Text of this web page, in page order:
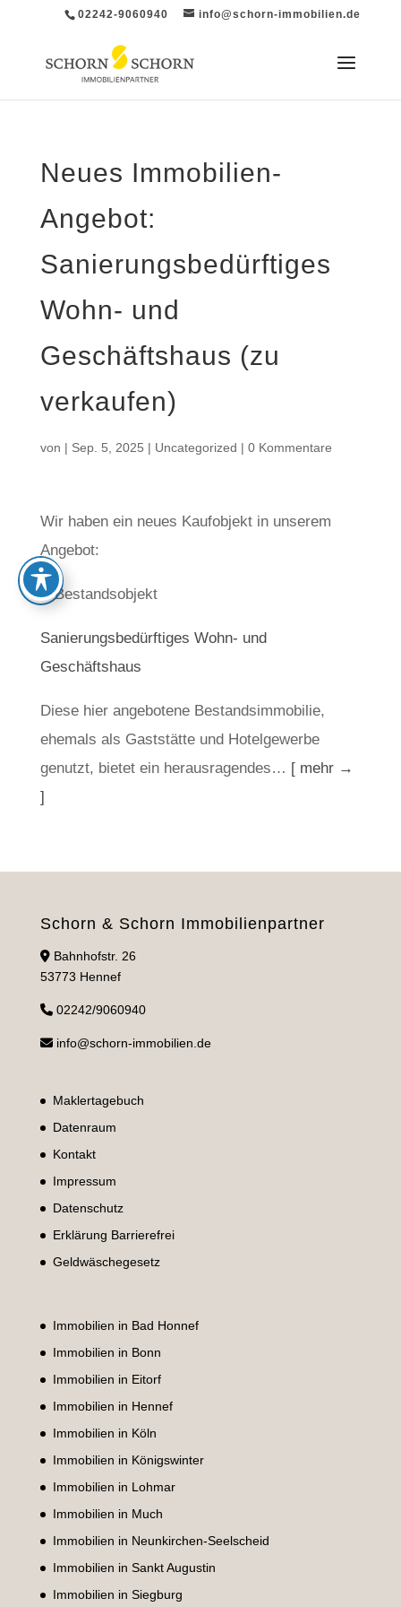
02242-9060940 info@schorn-immobilien.de
Neues Immobilien-
Angebot:
Sanierungsbedürftiges
Wohn- und
Geschäftshaus (zu
verkaufen)
von | Sep. 5, 2025 | Uncategorized | 0 Kommentare
Wir haben ein neues Kaufobjekt in unserem
Angebot:
Sanierungsbedürftiges Wohn- und
Geschäftshaus
Diese hier angebotene Bestandsimmobilie,
ehemals als Gaststätte und Hotelgewerbe
genutzt, bietet ein herausragendes… [ mehr →
]
Schorn & Schorn Immobilienpartner
Bahnhofstr. 26
53773 Hennef
02242/9060940
info@schorn-immobilien.de
Maklertagebuch
Datenraum
Kontakt
Impressum
Datenschutz
Erklärung Barrierefrei
Geldwäschegesetz
Immobilien in Bad Honnef
Immobilien in Bonn
Immobilien in Eitorf
Immobilien in Hennef
Immobilien in Köln
Immobilien in Königswinter
Immobilien in Lohmar
Immobilien in Much
Immobilien in Neunkirchen-Seelscheid
Immobilien in Sankt Augustin
Immobilien in Siegburg